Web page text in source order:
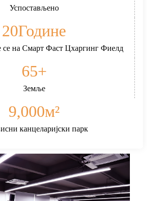
Успостављено
20Године
на Смарт Фаст Цхаргинг Фиелд
65+
Земље
9,000м²
канцеларијски парк